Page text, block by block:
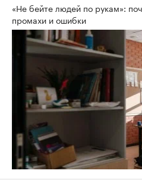
«Не бейте людей по рукам»:
промахи и ошибки